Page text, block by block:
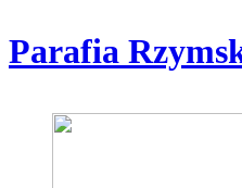
Parafia